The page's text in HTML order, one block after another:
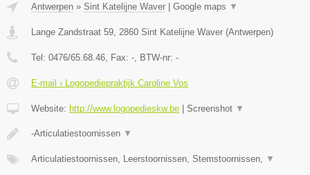
Antwerpen » Sint Katelijne Waver Google maps ▼
Lange Zandstraat 59, 2860 Sint Katelijne Waver (Antwerpen)
Tel: 0476/65.68.46, Fax: -, BTW-nr: -
E-mail › Logopediepraktijk Caroline Vos
Website: http://www.logopedieskw.be Screenshot ▼
-Articulatiestoornissen ▼
Articulatiestoornissen, Leerstoornissen, Stemstoornissen, ▼